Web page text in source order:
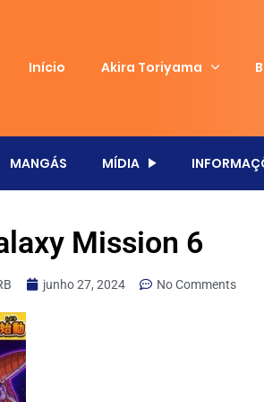
Início Akira Toriyama
MANGÁS MÍDIA
Mission 6
junho 27, 2024 No Comments